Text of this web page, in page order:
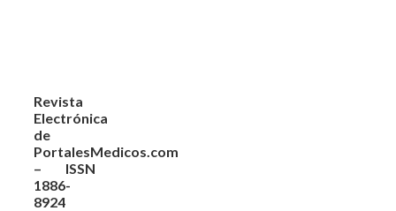
Revista
Electrónica
de
PortalesMedicos.com
– ISSN
1886-
8924